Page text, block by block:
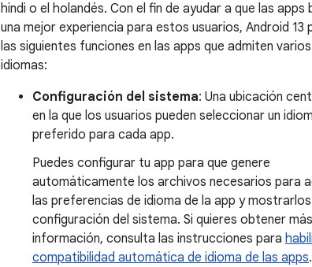
hindi o el holandés. Con el fin de ayudar a que las apps
una mejor experiencia para estos usuarios, Android 13
las siguientes funciones en las apps que admiten varios
idiomas:
Configuración del sistema: Una ubicación
en la que los usuarios pueden seleccionar un
preferido para cada app.
Puedes configurar tu app para que genere
automáticamente los archivos necesarios para
las preferencias de idioma de la app y mostrarlos
configuración del sistema. Si quieres obtener más
información, consulta las instrucciones para
compatibilidad automática de idioma de las apps.